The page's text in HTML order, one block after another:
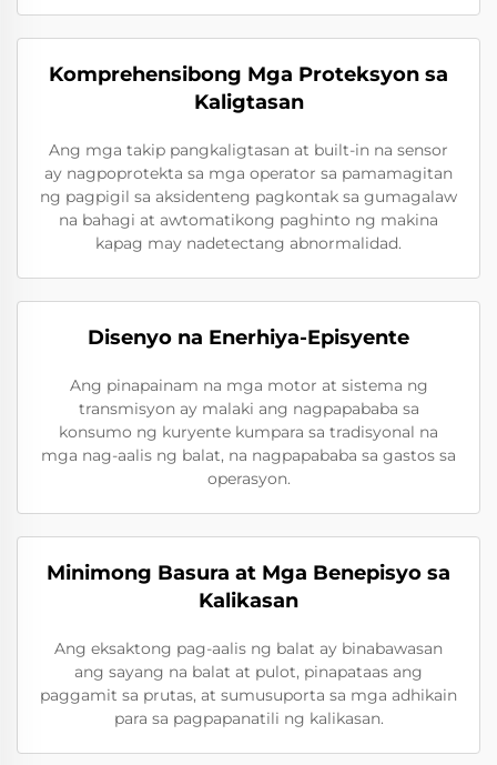
Komprehensibong Mga Proteksyon sa
Kaligtasan
Ang mga takip pangkaligtasan at built-in na sensor
ay nagpoprotekta sa mga operator sa pamamagitan
ng pagpigil sa aksidenteng pagkontak sa gumagalaw
na bahagi at awtomatikong paghinto ng makina
kapag may nadetectang abnormalidad.
Disenyo na Enerhiya-Episyente
Ang pinapainam na mga motor at sistema ng
transmisyon ay malaki ang nagpapababa sa
konsumo ng kuryente kumpara sa tradisyonal na
mga nag-aalis ng balat, na nagpapababa sa gastos sa
operasyon.
Minimong Basura at Mga Benepisyo sa
Kalikasan
Ang eksaktong pag-aalis ng balat ay binabawasan
ang sayang na balat at pulot, pinapataas ang
paggamit sa prutas, at sumusuporta sa mga adhikain
para sa pagpapanatili ng kalikasan.